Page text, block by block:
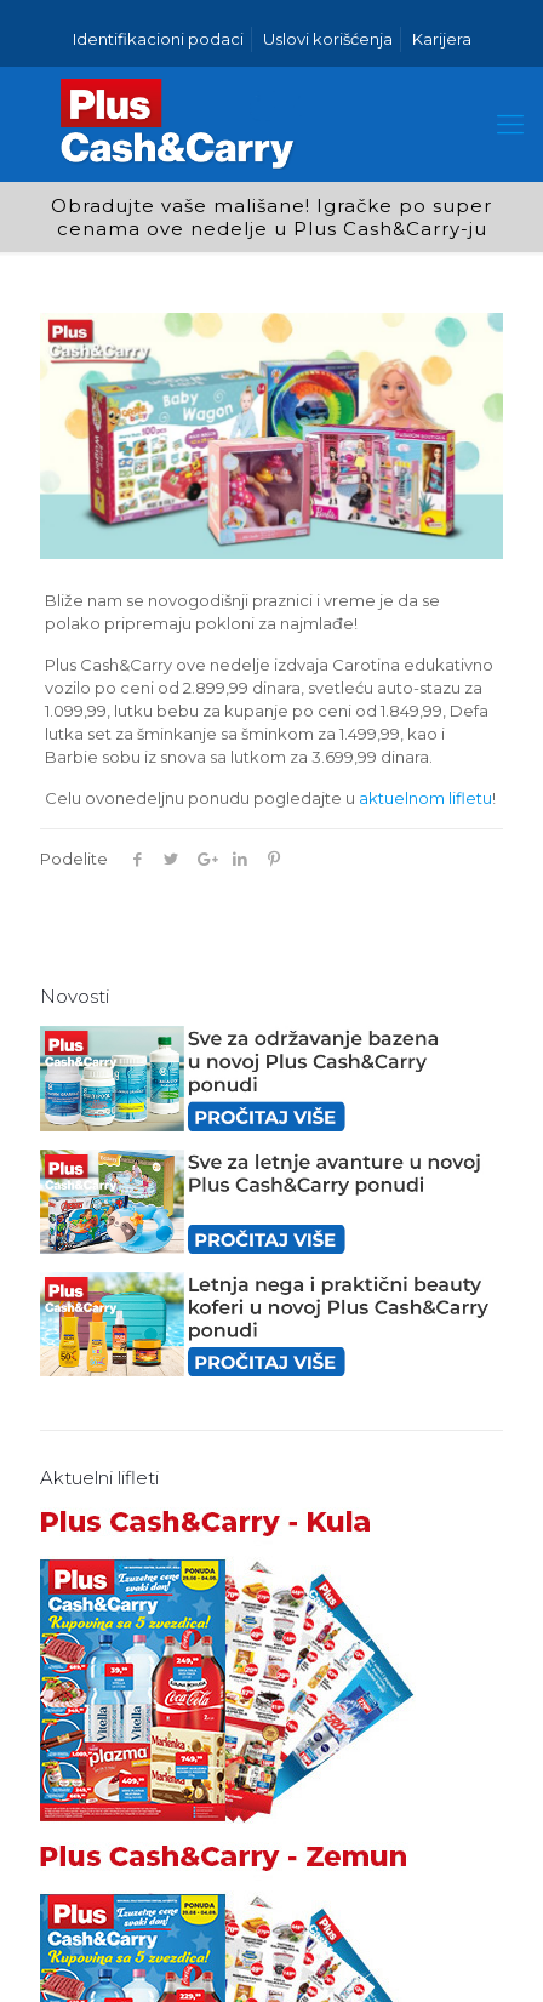
Identifikacioni podaci Uslovi korišćenja Karijera
Obradujte vaše mališane! Igračke po super
cenama ove nedelje u Plus Cash&Carry-ju
Bliže nam se novogodišnji praznici i vreme je da se
polako pripremaju pokloni za najmlađe!
Plus Cash&Carry ove nedelje izdvaja Carotina edukativno
vozilo po ceni od 2.899,99 dinara, svetleću auto-stazu za
1.099,99, lutku bebu za kupanje po ceni od 1.849,99, Defa
lutka set za šminkanje sa šminkom za 1.499,99, kao i
Barbie sobu iz snova sa lutkom za 3.699,99 dinara.
Celu ovonedeljnu ponudu pogledajte u aktuelnom lifletu!
Podelite
Novosti
Aktuelni lifleti